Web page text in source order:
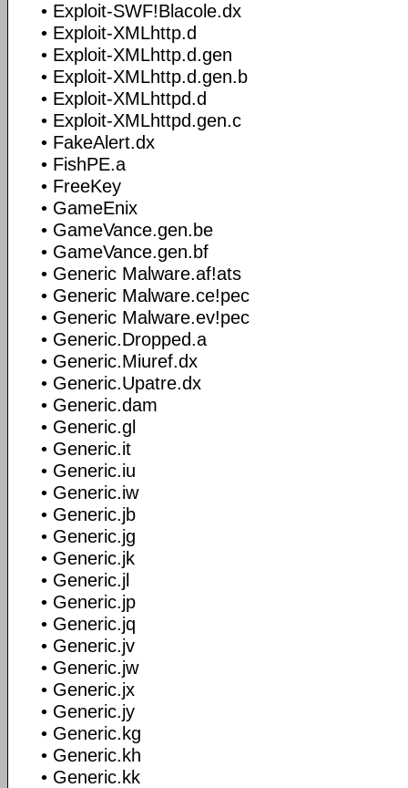
• Exploit-SWF!Blacole.dx
• Exploit-XMLhttp.d
• Exploit-XMLhttp.d.gen
• Exploit-XMLhttp.d.gen.b
• Exploit-XMLhttpd.d
• Exploit-XMLhttpd.gen.c
• FakeAlert.dx
• FishPE.a
• FreeKey
• GameEnix
• GameVance.gen.be
• GameVance.gen.bf
• Generic Malware.af!ats
• Generic Malware.ce!pec
• Generic Malware.ev!pec
• Generic.Dropped.a
• Generic.Miuref.dx
• Generic.Upatre.dx
• Generic.dam
• Generic.gl
• Generic.it
• Generic.iu
• Generic.iw
• Generic.jb
• Generic.jg
• Generic.jk
• Generic.jl
• Generic.jp
• Generic.jq
• Generic.jv
• Generic.jw
• Generic.jx
• Generic.jy
• Generic.kg
• Generic.kh
• Generic.kk